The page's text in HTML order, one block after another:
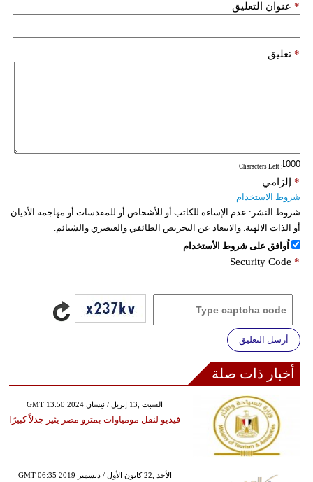
عنوان التعليق *
تعليق *
: Characters Left
إلزامي *
شروط الاستخدام
شروط النشر: عدم الإساءة للكاتب أو للأشخاص أو للمقدسات أو مهاجمة الأديان
أو الذات الالهية. والابتعاد عن التحريض الطائفي والعنصري والشتائم.
اُوافق على شروط الأستخدام
Security Code *
أرسل التعليق
أخبار ذات صلة
GMT 13:50 2024 السبت ,13 إبريل / نيسان
فيديو لنقل مومياوات بمترو مصر يثير جدلاً كبيرًا
GMT 06:35 2019 الأحد ,22 كانون الأول / ديسمبر